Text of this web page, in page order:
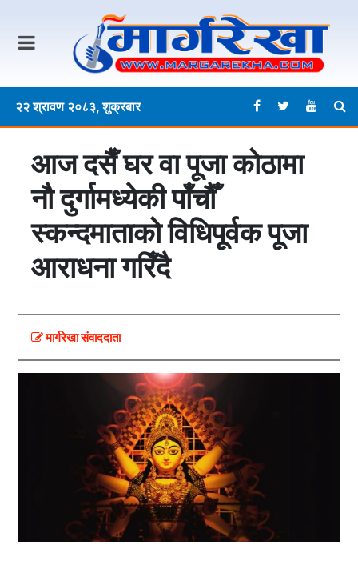
२२ श्रावण २०८३, शुक्रबार
आज दसैँ घर वा पूजा कोठामा
नौ दुर्गामध्येकी पाँचौँ
स्कन्दमाताको विधिपूर्वक पूजा
आराधना गरिँदै
मार्गरेखा संवाददाता